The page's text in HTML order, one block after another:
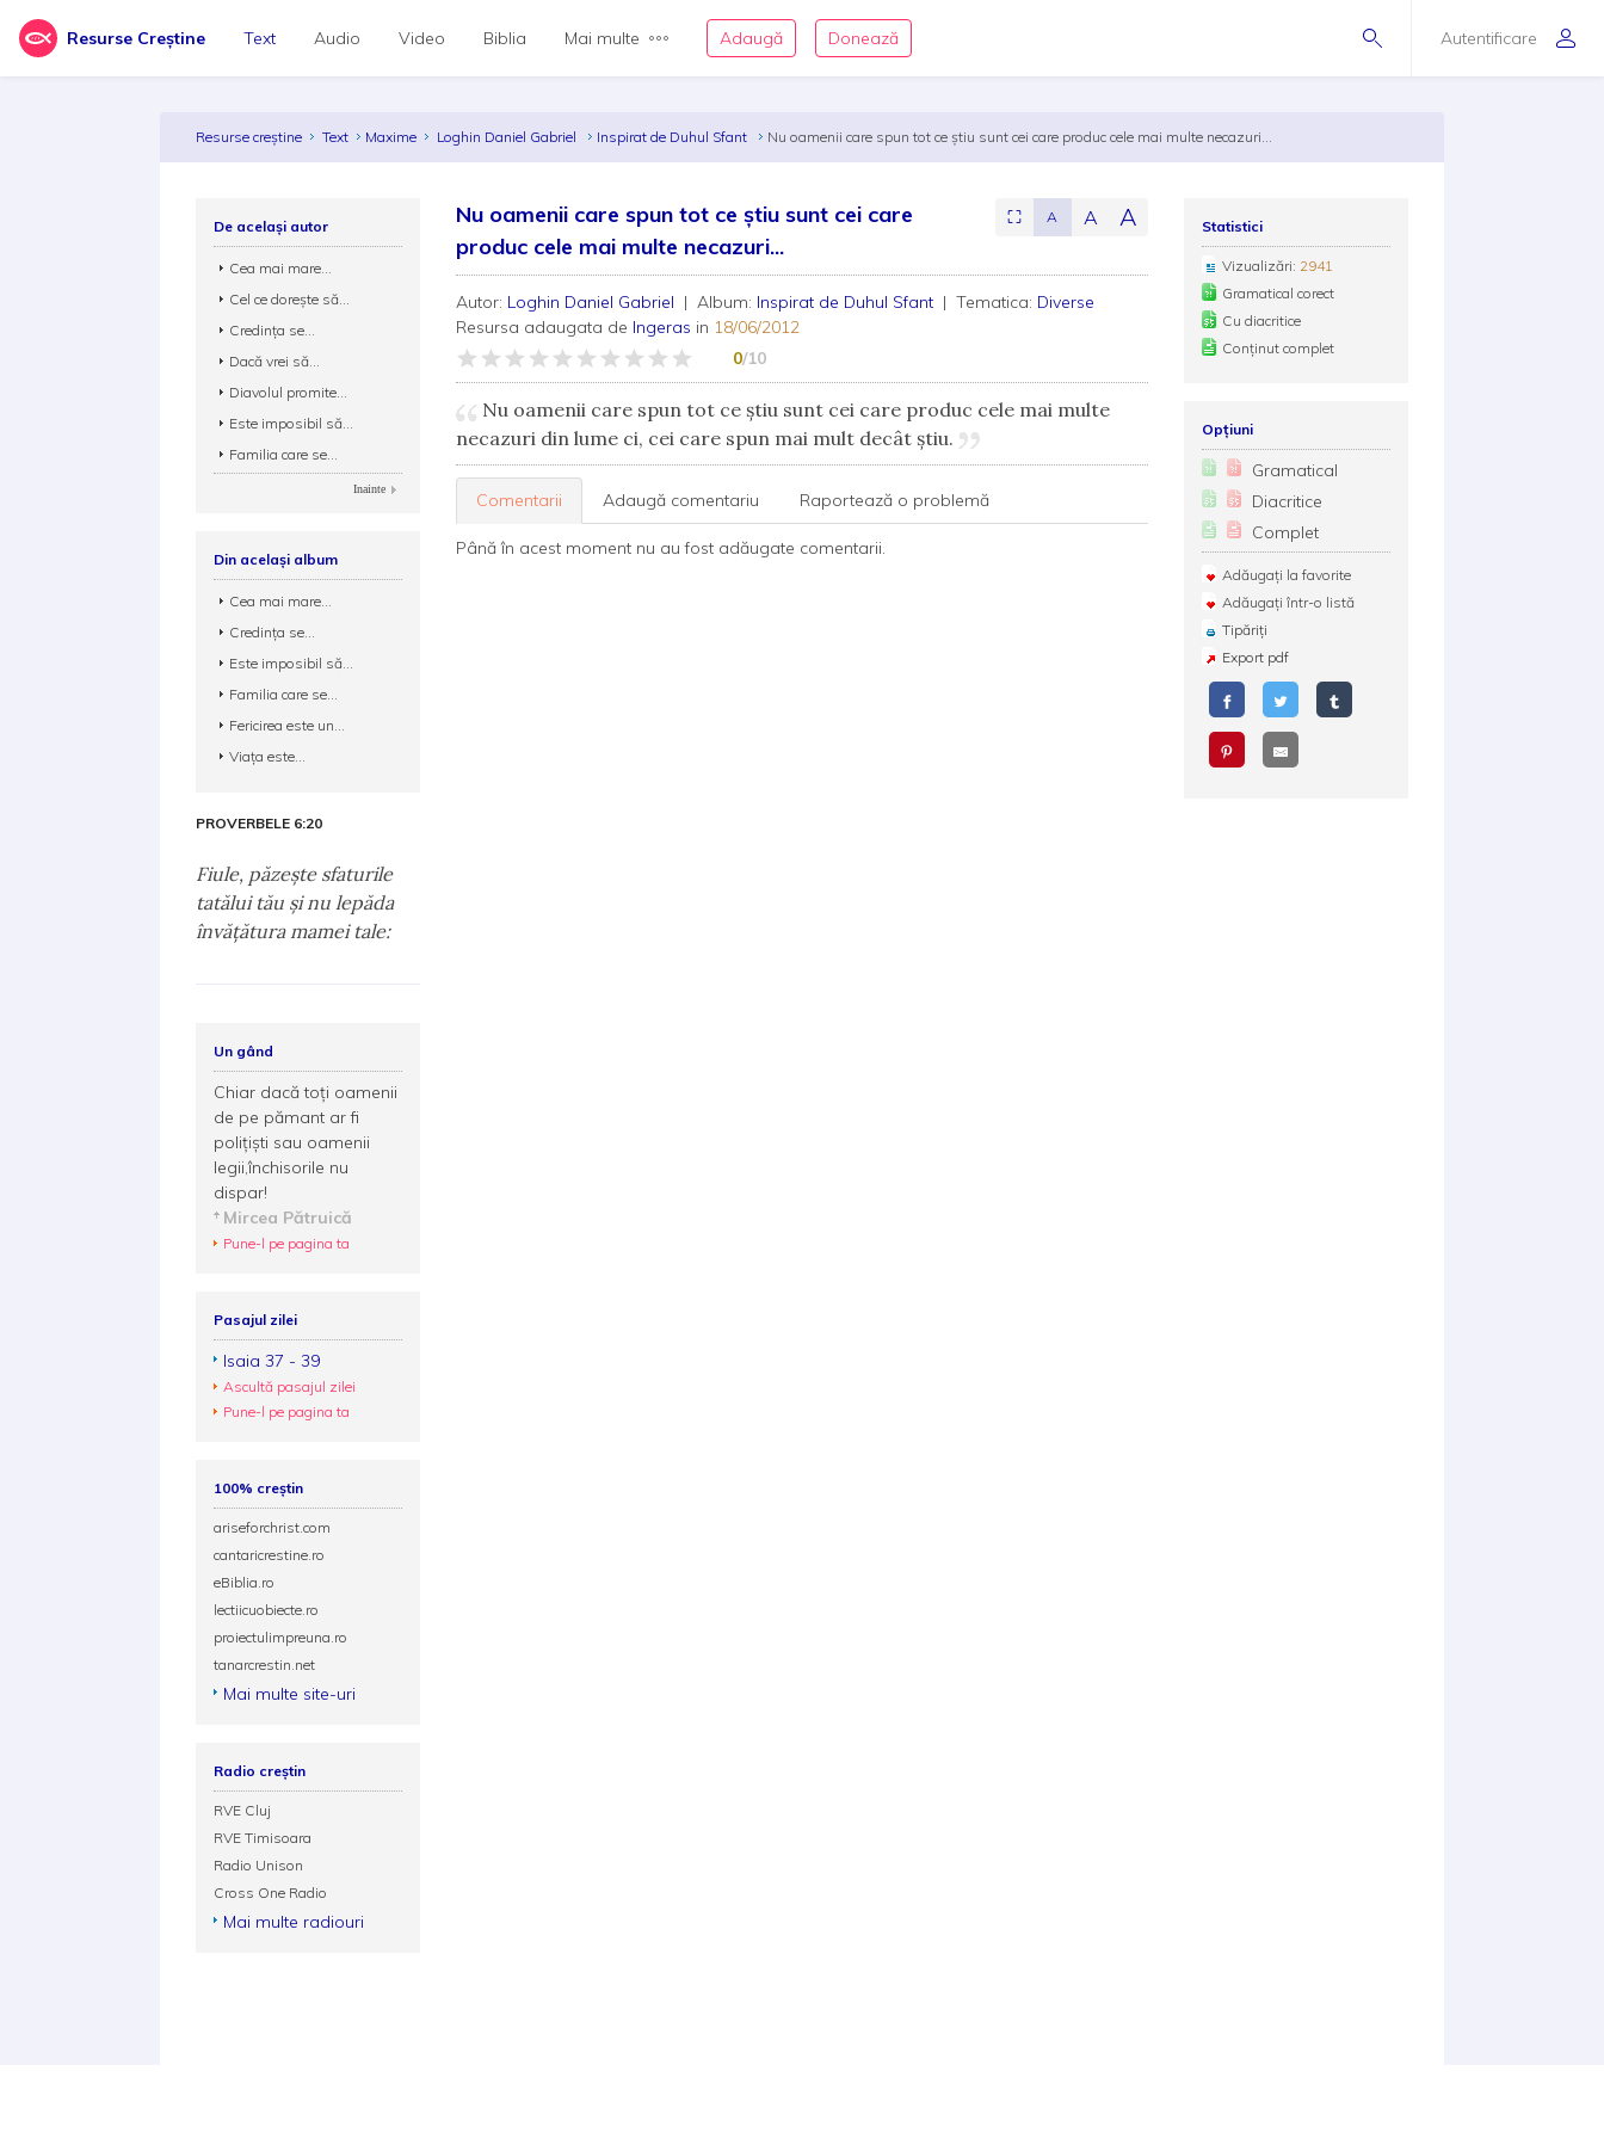
Resurse Creștine Autentificare
Text Audio Video Biblia Mai multe Adaugă Donează
Resurse creștine Text Maxime Loghin Daniel Gabriel Inspirat de Duhul Sfant Nu oamenii care spun tot ce ştiu sunt cei care produc cele mai multe necazuri...
Nu oamenii care spun tot ce ştiu sunt cei care
produc cele mai multe necazuri...
⛶ A A A
Autor: Loghin Daniel Gabriel | Album: Inspirat de Duhul Sfant | Tematica: Diverse
Resursa adaugata de Ingeras in 18/06/2012
0/10
Nu oamenii care spun tot ce ştiu sunt cei care produc cele mai multe
necazuri din lume ci, cei care spun mai mult decât ştiu.
Comentarii Adaugă comentariu Raportează o problemă
Până în acest moment nu au fost adăugate comentarii.
Statistici
Vizualizări: 2941
Gramatical corect
Cu diacritice
Conținut complet
Opțiuni
Gramatical
Diacritice
Complet
Adăugați la favorite
Adăugați într-o listă
Tipăriți
Export pdf
De același autor
Cea mai mare...
Cel ce doreşte să...
Credinţa se...
Dacă vrei să...
Diavolul promite...
Este imposibil să...
Familia care se...
Inainte
Din același album
Cea mai mare...
Credinţa se...
Este imposibil să...
Familia care se...
Fericirea este un...
Viaţa este...
PROVERBELE 6:20
Fiule, păzeşte sfaturile
tatălui tău şi nu lepăda
învăţătura mamei tale:
Un gând
Chiar dacă toţi oamenii
de pe pămant ar fi
poliţişti sau oamenii
legii,închisorile nu
dispar!
Mircea Pătruică
Pune-l pe pagina ta
Pasajul zilei
Isaia 37 - 39
Ascultă pasajul zilei
Pune-l pe pagina ta
100% creștin
ariseforchrist.com
cantaricrestine.ro
eBiblia.ro
lectiicuobiecte.ro
proiectulimpreuna.ro
tanarcrestin.net
Mai multe site-uri
Radio creștin
RVE Cluj
RVE Timisoara
Radio Unison
Cross One Radio
Mai multe radiouri